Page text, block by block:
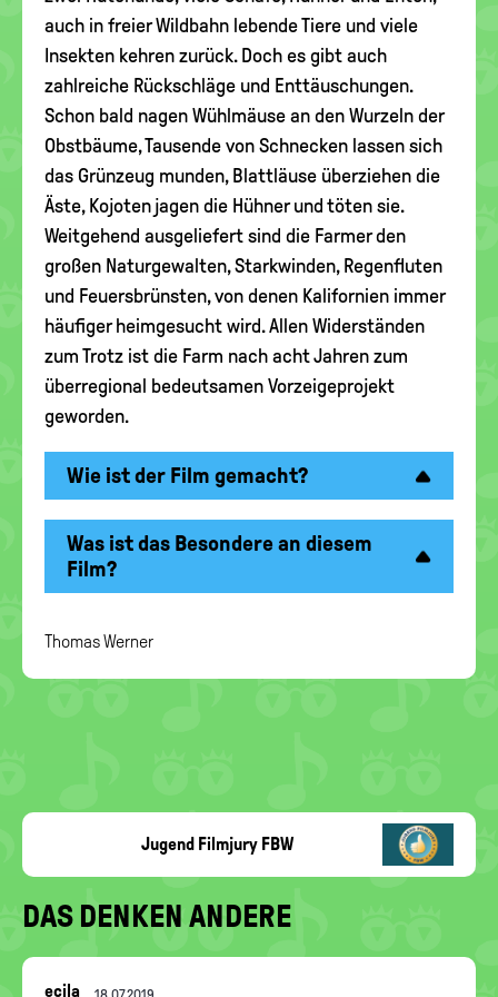
auch in freier Wildbahn lebende Tiere und viele
Insekten kehren zurück. Doch es gibt auch
zahlreiche Rückschläge und Enttäuschungen.
Schon bald nagen Wühlmäuse an den Wurzeln der
Obstbäume, Tausende von Schnecken lassen sich
das Grünzeug munden, Blattläuse überziehen die
Äste, Kojoten jagen die Hühner und töten sie.
Weitgehend ausgeliefert sind die Farmer den
großen Naturgewalten, Starkwinden, Regenfluten
und Feuersbrünsten, von denen Kalifornien immer
häufiger heimgesucht wird. Allen Widerständen
zum Trotz ist die Farm nach acht Jahren zum
überregional bedeutsamen Vorzeigeprojekt
geworden.
Wie ist der Film gemacht?
Was ist das Besondere an diesem
Film?
Thomas Werner
DAS DENKEN ANDERE
Nachrichten-
ecila
Jugend Filmjury FBW